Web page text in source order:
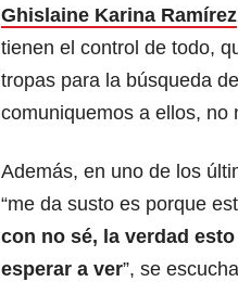
Ghislaine Karina Ramírez
tienen el control de todo,
tropas para la búsqueda
comuniquemos a ellos, no
Además, en uno de los
“me da susto es porque
con no sé, la verdad
esperar a ver”, se